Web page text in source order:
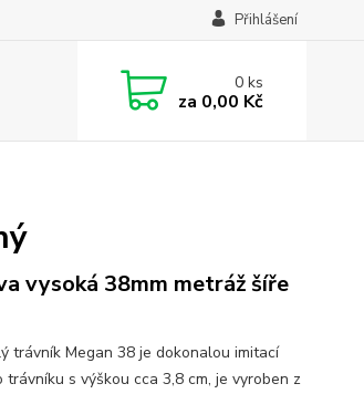
Přihlášení
0ks
za 0,00 Kč
vysoká 38mm metráž šíře
trávník Megan 38 je dokonalou imitací
s výškou cca 3,8 cm, je vyroben z